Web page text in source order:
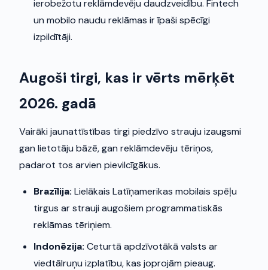
ierobežotu reklāmdevēju daudzveidību. Fintech
un mobilo naudu reklāmas ir īpaši spēcīgi
izpildītāji.
Augoši tirgi, kas ir vērts mērķēt
2026. gadā
Vairāki jaunattīstības tirgi piedzīvo strauju izaugsmi
gan lietotāju bāzē, gan reklāmdevēju tēriņos,
padarot tos arvien pievilcīgākus.
Brazīlija: Lielākais Latīņamerikas mobilais spēļu
tirgus ar strauji augošiem programmatiskās
reklāmas tēriņiem.
Indonēzija: Ceturtā apdzīvotākā valsts ar
viedtālruņu izplatību, kas joprojām pieaug.